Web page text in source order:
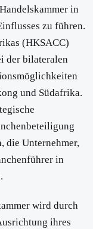
in
zu führen.
(HKSACC)
der bilateralen
und Südafrika.
die Unternehmer,
in
wird durch
ihres